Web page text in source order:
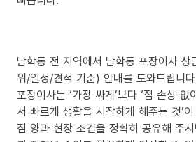
남학동 전 지역에서 남학동 포장이사
위/일정/견적 기준) 안내를 도와드립니
포장이사는 ‘가장 싸게’보다 ‘짐 손상
서 빠르게 생활을 시작하게 해주는 것’
짐 양과 현장 조건을 정확히 공유해 주